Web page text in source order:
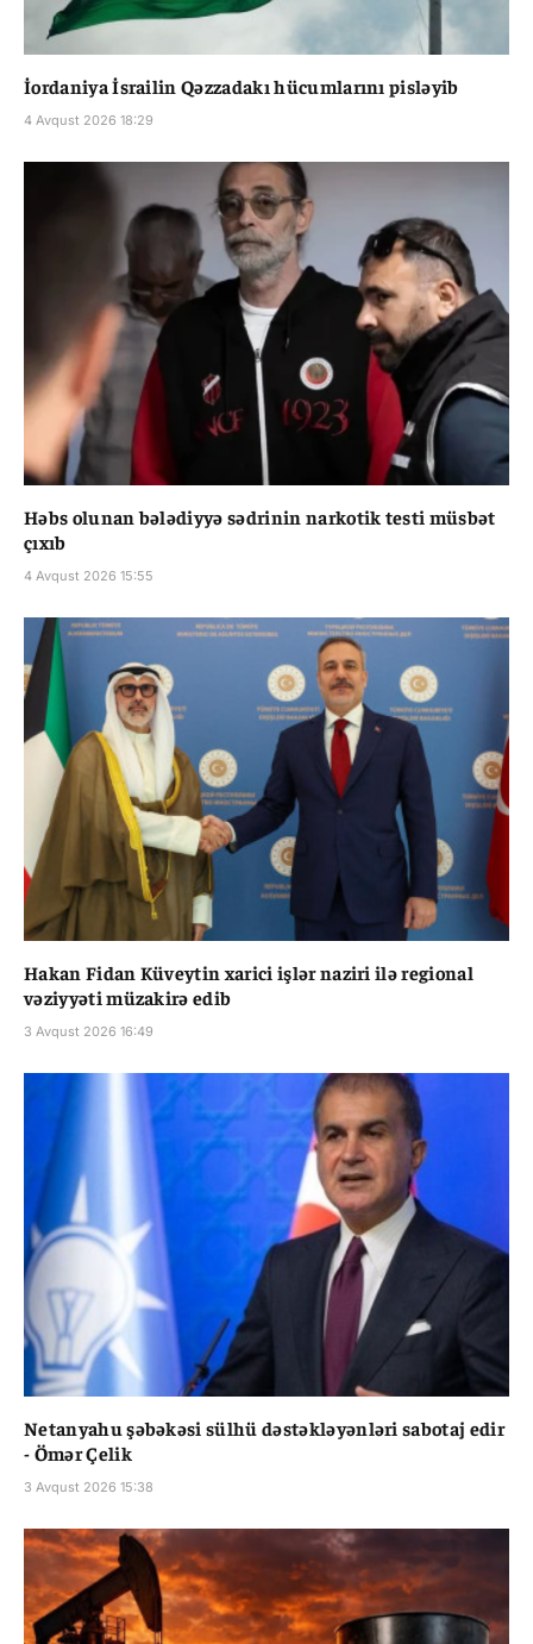
İordaniya İsrailin Qəzzadakı hücumlarını pisləyib
4 Avqust 2026 18:29
Həbs olunan bələdiyyə sədrinin narkotik testi müsbət
çıxıb
4 Avqust 2026 15:55
Hakan Fidan Küveytin xarici işlər naziri ilə regional
vəziyyəti müzakirə edib
3 Avqust 2026 16:49
Netanyahu şəbəkəsi sülhü dəstəkləyənləri sabotaj edir
- Ömər Çelik
3 Avqust 2026 15:38